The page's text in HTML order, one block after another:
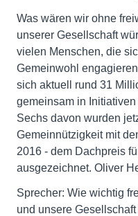
Was wären wir ohne
unserer Gesellschaft
vielen Menschen, die
Gemeinwohl
sich aktuell rund 31
gemeinsam in
Sechs davon wurden
Gemeinnützigkeit mit
2016 - dem Dachpreis
ausgezeichnet. Oliver
Sprecher: Wie wichtig
und unsere